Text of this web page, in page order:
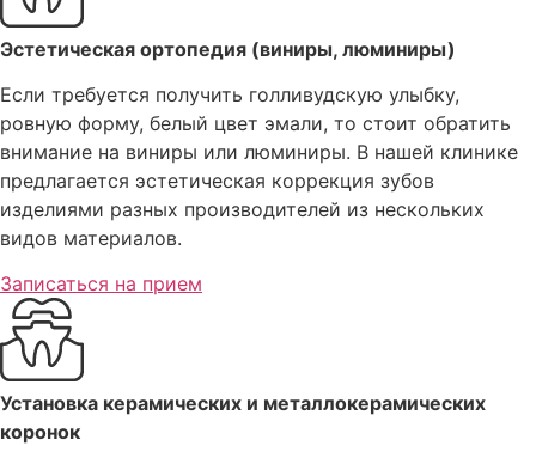
Эстетическая ортопедия (виниры, люминиры)
Если требуется получить голливудскую улыбку,
ровную форму, белый цвет эмали, то стоит обратить
внимание на виниры или люминиры. В нашей клинике
предлагается эстетическая коррекция зубов
изделиями разных производителей из нескольких
видов материалов.
Записаться на прием
Установка керамических и металлокерамических
коронок